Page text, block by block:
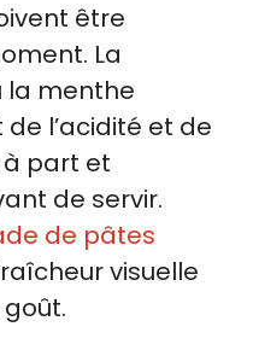
être
La
la menthe
l’acidité et de
à part et
de servir.
de pâtes
visuelle